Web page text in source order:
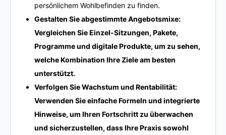
persönlichem Wohlbefinden zu finden.
Gestalten Sie abgestimmte Angebotsmixe:
Vergleichen Sie Einzel-Sitzungen, Pakete,
Programme und digitale Produkte, um zu sehen,
welche Kombination Ihre Ziele am besten
unterstützt.
Verfolgen Sie Wachstum und Rentabilität:
Verwenden Sie einfache Formeln und integrierte
Hinweise, um Ihren Fortschritt zu überwachen
und sicherzustellen, dass Ihre Praxis sowohl